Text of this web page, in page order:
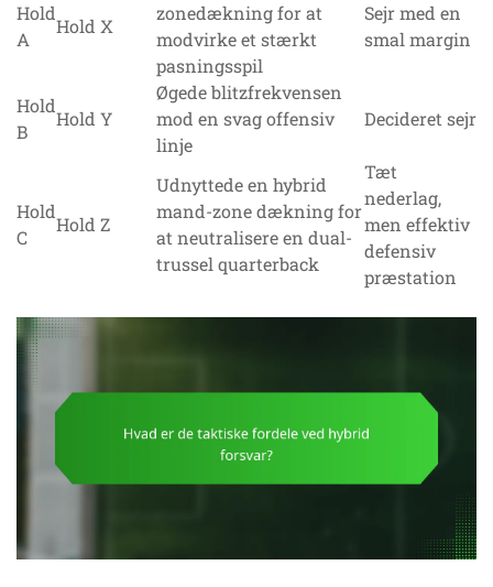
Hold
A
Hold X
zonedækning for at
modvirke et stærkt
pasningsspil
Sejr med en
smal margin
Hold
B
Hold Y
Øgede blitzfrekvensen
mod en svag offensiv
linje
Decideret sejr
Hold
C
Hold Z
Udnyttede en hybrid
mand-zone dækning for
at neutralisere en dual-
trussel quarterback
Tæt
nederlag,
men effektiv
defensiv
præstation